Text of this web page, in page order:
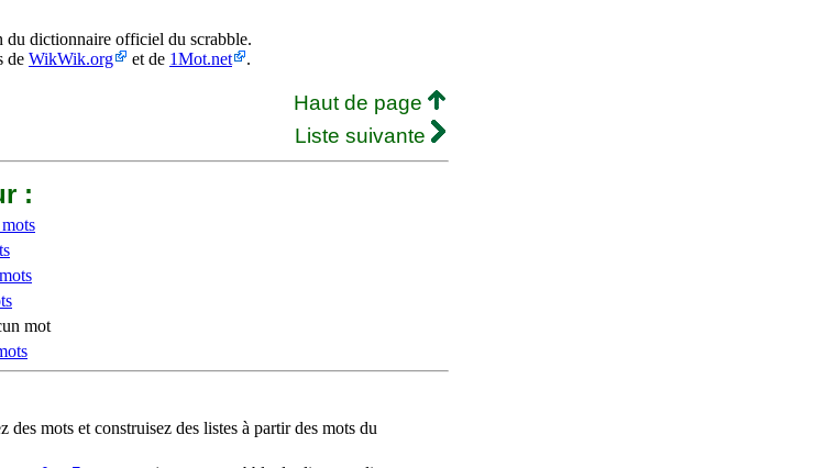
dictionnaire officiel du scrabble.
de WikWik.org et de 1Mot.net .
Haut de page
Liste suivante
:
mot
des mots et construisez des listes à partir des mots du